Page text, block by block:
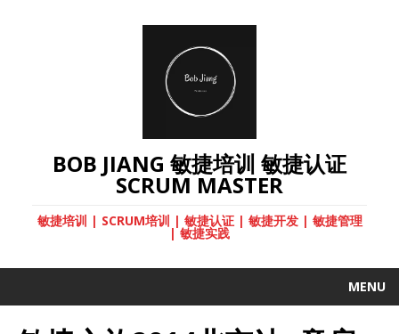
BOB JIANG 敏捷培训 敏捷认证
SCRUM MASTER
敏捷培训 | SCRUM培训 | 敏捷认证 | 敏捷开发 | 敏捷管理
| 敏捷实践
MENU